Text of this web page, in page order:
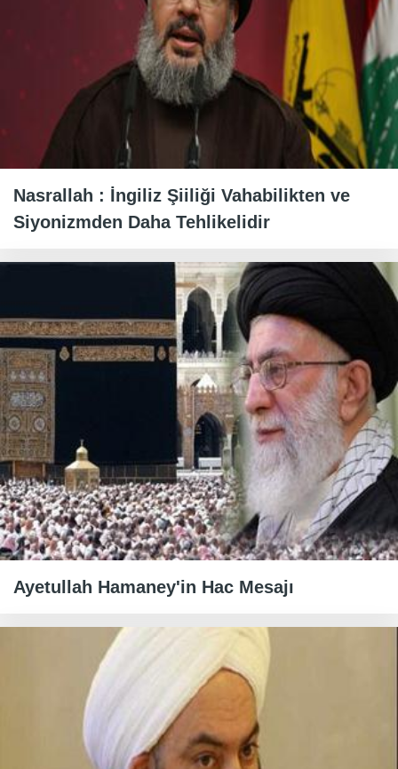
Nasrallah : İngiliz Şiiliği Vahabilikten ve
Siyonizmden Daha Tehlikelidir
Ayetullah Hamaney'in Hac Mesajı